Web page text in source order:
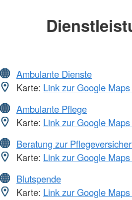
Ambulante Dienste
Karte: Link zur Google
Ambulante Pflege
Karte: Link zur Google
Beratung zur
Karte: Link zur Google
Blutspende
Karte: Link zur Google